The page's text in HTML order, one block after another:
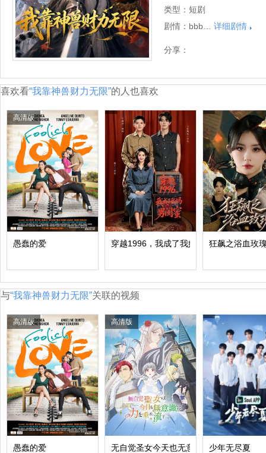
类型： 短剧
剧情： bbb… 详细剧情
分享：
喜欢看“我靠神兽财力无限”的人也喜欢
愚蠢的爱
高清版
穿越1996，我成了我妈男闺蜜狂飙之浴血玫
与“我靠神兽财力无限”关联的视频
愚蠢的爱
高清版
无自觉圣女今天也无意识地释放力量
高清版
少年无尽夏